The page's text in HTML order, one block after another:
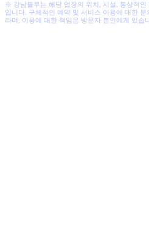
※ 강남블루는 해당 업장의 위치, 시설, 통상적
입니다. 구체적인 예약 및 서비스 이용에 대한
라며, 이용에 대한 책임은 방문자 본인에게 있습